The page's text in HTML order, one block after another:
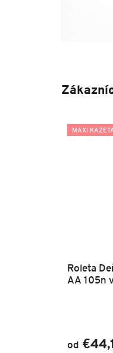
MAXI
Roleta
AA 105n
od